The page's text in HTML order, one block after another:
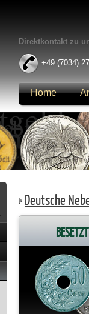
Direktkontakt zu
+49 (7034)
Home
Anmelden
Deutsche